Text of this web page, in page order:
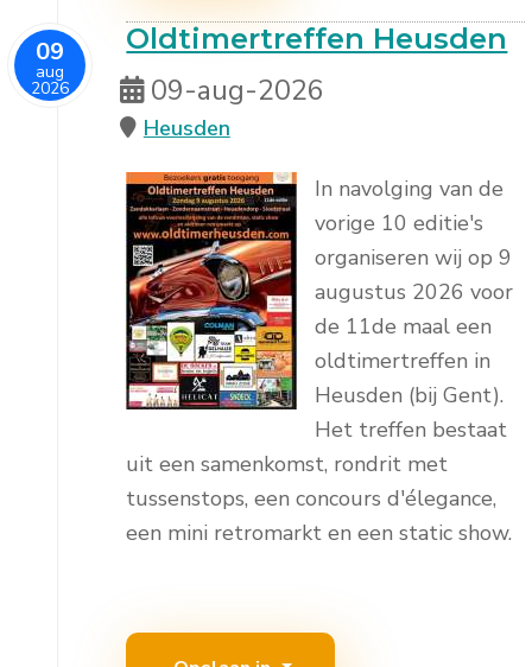
09
aug
2026
Oldtimertreffen Heusden
09-aug-2026
Heusden
In navolging van de
vorige 10 editie's
organiseren wij op 9
augustus 2026 voor
de 11de maal een
oldtimertreffen in
Heusden (bij Gent).
Het treffen bestaat
uit een samenkomst, rondrit met
tussenstops, een concours d'élegance,
een mini retromarkt en een static show.